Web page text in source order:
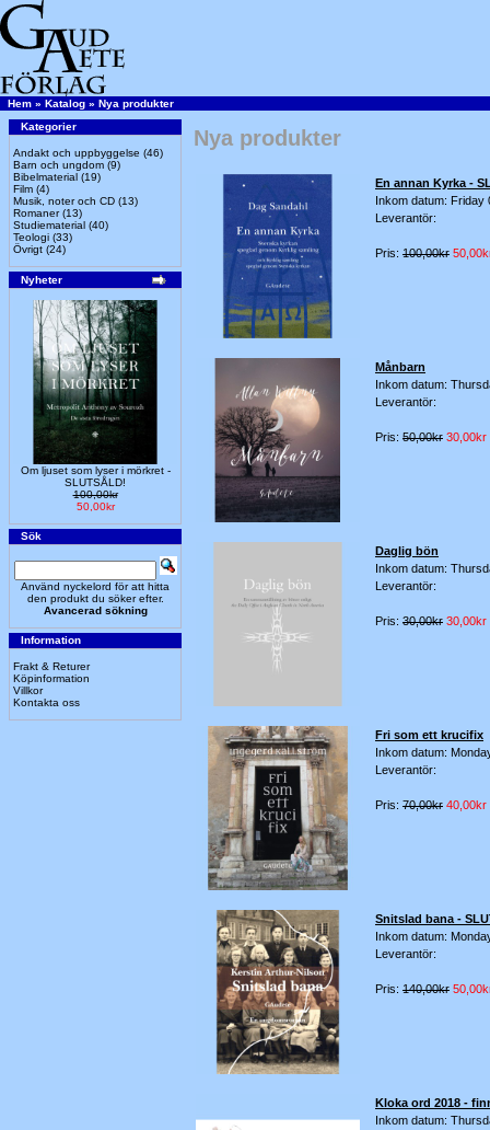
Hem » Katalog » Nya produkter
Kategorier
Andakt och uppbyggelse (46)
Barn och ungdom (9)
Bibelmaterial (19)
Film (4)
Musik, noter och CD (13)
Romaner(13)
Studiematerial (40)
Teologi (33)
Övrigt (24)
Nyheter
Om ljuset som lyser i mörkret -
SLUTSÅLD!
100,00kr
50,00kr
Sök
Använd nyckelord för att hitta
den produkt du söker efter.
Avancerad sökning
Information
Frakt & Returer
Köpinformation
Villkor
Kontakta oss
Nya produkter
En annan Kyrka -
Inkom datum: Friday
Leverantör:
Pris: 100,00kr
Månbarn
Inkom datum:
Leverantör:
Pris: 50,00kr 30,00kr
Daglig bön
Inkom datum:
Leverantör:
Pris: 30,00kr 30,00kr
Fri som ett krucifix
Inkom datum:
Leverantör:
Pris: 70,00kr 40,00kr
Snitslad bana -
Inkom datum:
Leverantör:
Pris: 140,00kr
Kloka ord 2018 -
Inkom datum: